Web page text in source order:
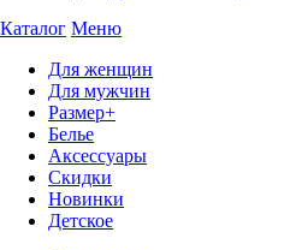
Каталог Меню
Для женщин
Для мужчин
Размер+
Белье
Аксессуары
Скидки
Новинки
Детское